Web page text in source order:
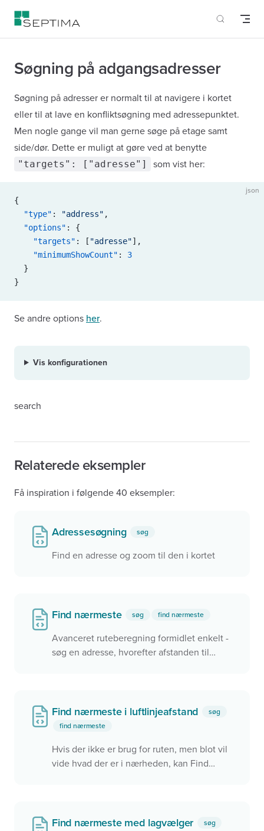
Skip to content
Søgning på adgangsadresser
Søgning på adresser er normalt til at navigere i kortet
eller til at lave en konfliktsøgning med adressepunktet.
Men nogle gange vil man gerne søge på etage samt
side/dør. Dette er muligt at gøre ved at benytte
"targets": ["adresse"] som vist her:
json
{
  "type"
: "address" ,
  "options"
: {
    "targets"
: [ "adresse"],
    "minimumShowCount"
: 3
  }
}
Se andre options her.
Vis konfigurationen
search
Relaterede eksempler
Få inspiration i følgende 40 eksempler:
Adressesøgning søg
Find en adresse og zoom til den i kortet
Find nærmeste søg find nærmeste
Avanceret ruteberegning formidlet enkelt -
søg en adresse, hvorefter afstanden til
Find nærmeste i luftlinjeafstand
søg
find nærmeste
Hvis der ikke er brug for ruten, men blot vil
vide hvad der er i nærheden, kan Find
Find nærmeste med lagvælger
søg